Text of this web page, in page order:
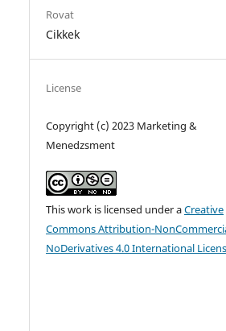
Rovat
Cikkek
License
Copyright (c) 2023 Marketing &
Menedzsment
This work is licensed under aCreative
Commons Attribution-
NoDerivatives 4.0 International